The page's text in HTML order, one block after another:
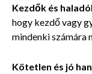
Kezdők és
hogy kezdő vagy
mindenki számára
Kötetlen és jó